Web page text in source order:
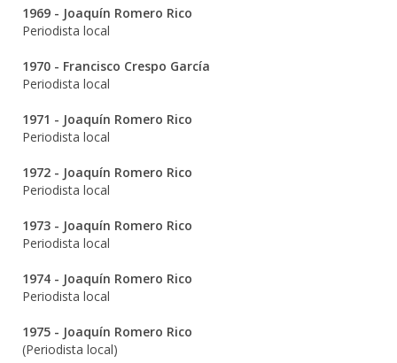
1969 - Joaquín Romero Rico
Periodista local
1970 - Francisco Crespo García
Periodista local
1971 - Joaquín Romero Rico
Periodista local
1972 - Joaquín Romero Rico
Periodista local
1973 - Joaquín Romero Rico
Periodista local
1974 - Joaquín Romero Rico
Periodista local
1975 - Joaquín Romero Rico
(Periodista local)